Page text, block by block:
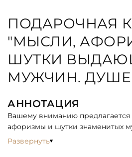
ПОДАРОЧНАЯ
"МЫСЛИ,
ШУТКИ
МУЖЧИН.
АННОТАЦИЯ
Вашему вниманию
афоризмы и шутки знаменитых
Обамы".
Развернуть